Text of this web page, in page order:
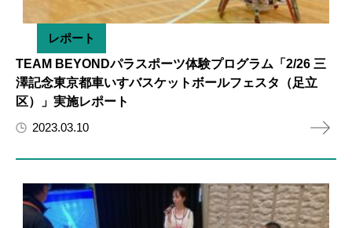
レポート
TEAM BEYONDパラスポーツ体験プログラム「2/26 三
澤記念東京都車いすバスケットボールフェスタ（足立
区）」実施レポート
2023.03.10